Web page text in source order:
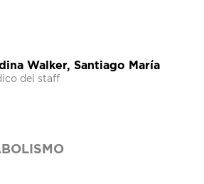
Walker, Santiago María
del staff